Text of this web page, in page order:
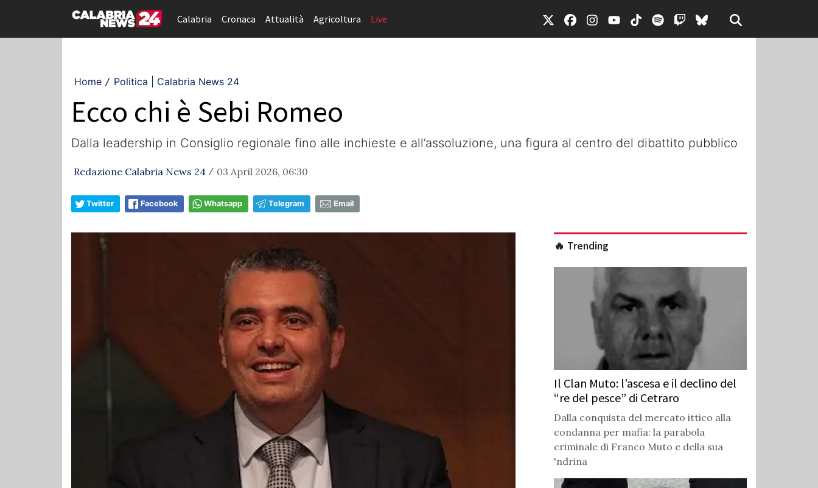
Calabria Cronaca Attualità Agricoltura Live
Home / Politica | Calabria News 24
Ecco chi è Sebi Romeo
Dalla leadership in Consiglio regionale fino alle inchieste e all’assoluzione, una figura al centro del dibattito pubblico
Redazione Calabria News 24 / 03 April 2026, 06:30
Twitter Facebook Whatsapp Telegram Email
🔥 Trending
Il Clan Muto: l’ascesa e il declino del
“re del pesce” di Cetraro
Dalla conquista del mercato ittico alla
condanna per mafia: la parabola
criminale di Franco Muto e della sua
'ndrina